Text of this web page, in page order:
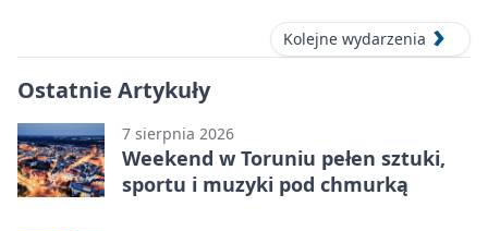
Kolejne wydarzenia
Ostatnie Artykuły
7 sierpnia 2026
Weekend w Toruniu pełen sztuki,
sportu i muzyki pod chmurką